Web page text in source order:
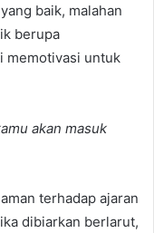
baik, malahan
berupa
memotivasi untuk
akan masuk
terhadap ajaran
dibiarkan berlarut,